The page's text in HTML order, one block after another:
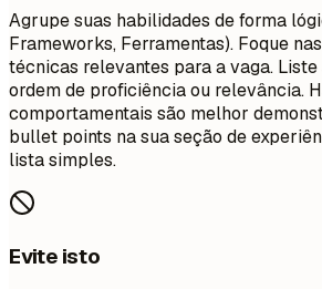
Agrupe suas habilidades de forma
Frameworks, Ferramentas). Foque
técnicas relevantes para a vaga.
ordem de proficiência ou relevância.
comportamentais são melhor
bullet points na sua seção de
lista simples.
Evite isto